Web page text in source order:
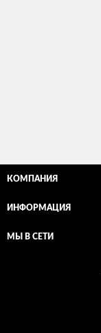
КОМПАНИЯ
ИНФОРМАЦИЯ
МЫ В СЕТИ